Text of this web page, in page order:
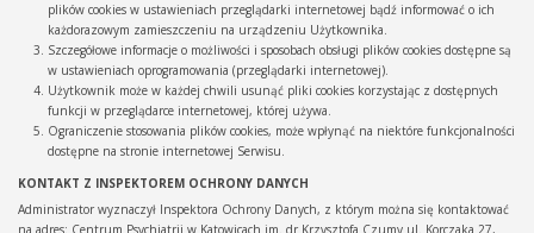
plików cookies w ustawieniach przeglądarki internetowej bądź informować o ich
każdorazowym zamieszczeniu na urządzeniu Użytkownika.
Szczegółowe informacje o możliwości i sposobach obsługi plików cookies dostępne są
w ustawieniach oprogramowania (przeglądarki internetowej).
Użytkownik może w każdej chwili usunąć pliki cookies korzystając z dostępnych
funkcji w przeglądarce internetowej, której używa.
Ograniczenie stosowania plików cookies, może wpłynąć na niektóre funkcjonalności
dostępne na stronie internetowej Serwisu.
KONTAKT Z INSPEKTOREM OCHRONY DANYCH
Administrator wyznaczył Inspektora Ochrony Danych, z którym można się kontaktować
na adres: Centrum Psychiatrii w Katowicach im. dr Krzysztofa Czumy ul. Korczaka 27,